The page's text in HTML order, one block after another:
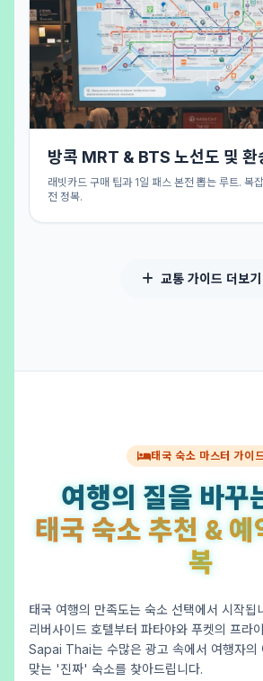
방콕 MRT & BTS 노선도 및 환
래빗카드 구매 팁과 1일 패스 본전 뽑는 루트. 복
전 정복.
교통 가이드 더보기
태국 숙소 마스터 가이
여행의 질을 바꾸
태국 숙소 추천 & 예
복
태국 여행의 만족도는 숙소 선택에서 시작됩
리버사이드 호텔부터 파타야와 푸켓의 프라
Sapai Thai는 수많은 광고 속에서 여행자의
맞는 '진짜' 숙소를 찾아드립니다.